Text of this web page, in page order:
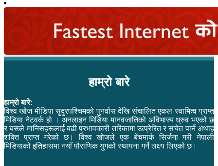
हाम्रो बारे
हाम्रो बारे:
विश्व खोज मीडिया सुदुरपश्चिमको पुनर्वास देखि संचालित एकल स्वामित्व प्राप्त
मिडिया नेटवर्क हो । अनलाइन मिडिया मानवजातिको अविभाज्य ध्रुव भएको छ
र यसले मानिसहरूलाई बढी प्रभावकारी तरिकामा उत्प्रेरित र सचेत पार्ने अथाह
शक्ति प्राप्त गरेको छ। विश्व खोजले एक बेंचमार्क सिर्जना गरी नेपाली
मिडियाको इतिहासमा नयाँ पौराणिक युगको स्थापना गर्ने लक्ष्य लिएको छ।